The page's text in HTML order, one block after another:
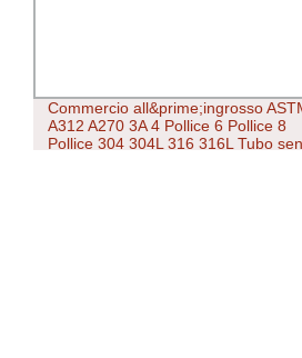
Commercio all&prime;ingrosso
A312 A270 3A 4 Pollice 6 Pollice 8
Pollice 304 304L 316 316L Tubo